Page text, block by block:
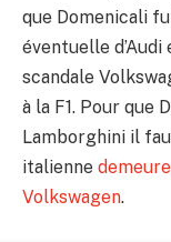
que Domenicali
éventuelle
scandale
à la F1. Pour que
Lamborghini il
italienne
Volkswagen.